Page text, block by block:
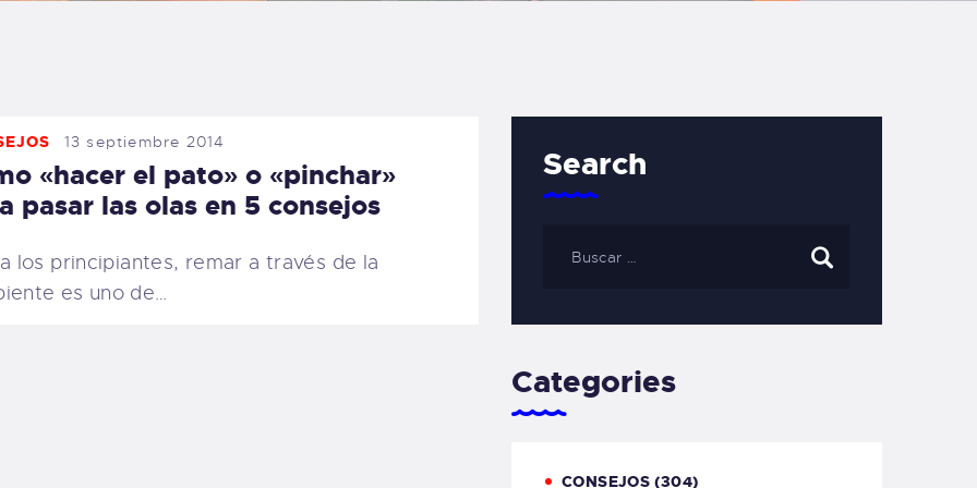
CARRITO
FAMILY
13 septiembre 2014
«hacer el pato» o «pinchar»
pasar las olas en 5 consejos
los principiantes, remar a través de la
es uno de…
Search
Categories
CONSEJOS (304)